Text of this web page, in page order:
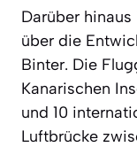
Darüber
über die
Binter. Die
Kanarischen
und 10
Luftbrücke